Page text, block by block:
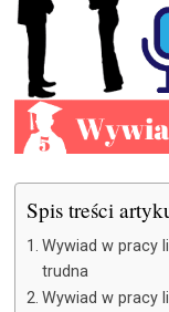
Spis treści
Wywiad w pracy
trudna
Wywiad w pracy